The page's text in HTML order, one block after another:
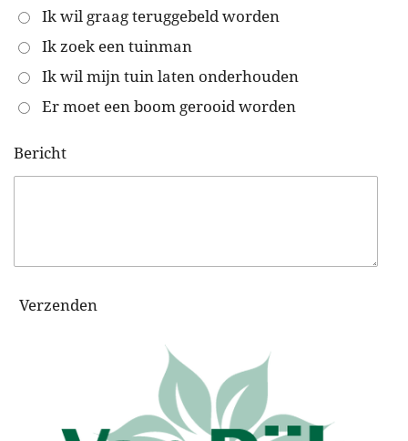
Ik wil graag teruggebeld worden
Ik zoek een tuinman
Ik wil mijn tuin laten onderhouden
Er moet een boom gerooid worden
Bericht
Verzenden